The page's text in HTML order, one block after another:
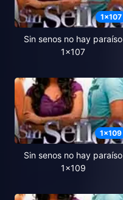
1x107
Sin senos no hay paraíso
1x107
1x109
Sin senos no hay paraíso
1x109